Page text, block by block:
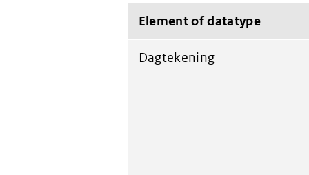
Element of datatype
Dagtekening